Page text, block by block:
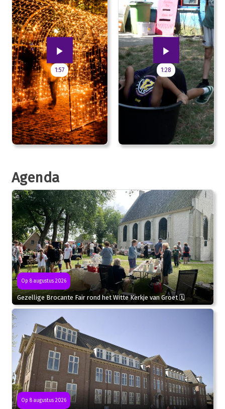
1:57 1:28
Agenda
Op 8 augustus 2026
Gezellige Brocante Fair rond het Witte Kerkje van Groet 🗓
Op 8 augustus 2026